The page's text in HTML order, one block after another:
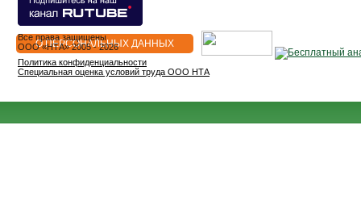
О ПЕРСОНАЛЬНЫХ ДАННЫХ
Все права защищены
OOO «НТА» 2005 - 2026
Политика конфиденциальности
Специальная оценка условий труда ООО НТА